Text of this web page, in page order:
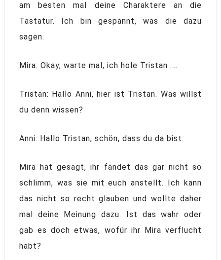
am besten mal deine Charaktere an die
Tastatur. Ich bin gespannt, was die dazu
sagen.
Mira: Okay, warte mal, ich hole Tristan ….
Tristan: Hallo Anni, hier ist Tristan. Was willst
du denn wissen?
Anni: Hallo Tristan, schön, dass du da bist.
Mira hat gesagt, ihr fändet das gar nicht so
schlimm, was sie mit euch anstellt. Ich kann
das nicht so recht glauben und wollte daher
mal deine Meinung dazu. Ist das wahr oder
gab es doch etwas, wofür ihr Mira verflucht
habt?